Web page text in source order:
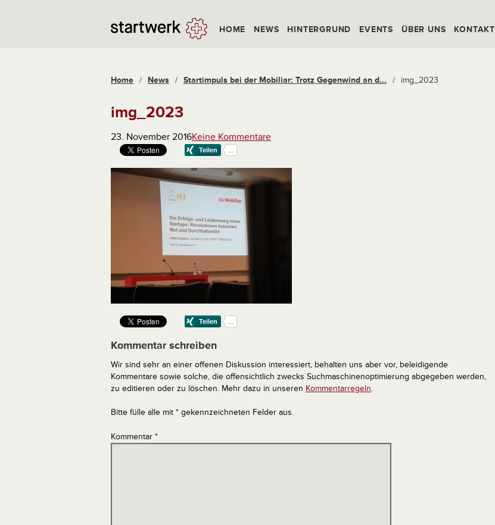
HOME NEWS HINTERGRUND EVENTS ÜBER UNS KONTAKT
Home / News / Startimpuls bei der Mobiliar: Trotz Gegenwind an d... / img_2023
img_2023
23. November 2016Keine Kommentare
Kommentar schreiben
Wir sind sehr an einer offenen Diskussion interessiert, behalten uns aber vor, beleidigende
Kommentare sowie solche, die offensichtlich zwecks Suchmaschinenoptimierung abgegeben werden,
zu editieren oder zu löschen. Mehr dazu in unseren Kommentarregeln.
Bitte fülle alle mit * gekennzeichneten Felder aus.
Kommentar *